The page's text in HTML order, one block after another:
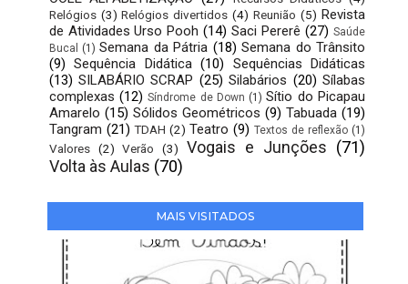
Relógios (3) Relógios divertidos (4) Reunião (5) Revista
de Atividades Urso Pooh (14) Saci Pererê (27) Saúde
Bucal
(1) Semana da Pátria (18) Semana do Trânsito
(9) Sequência Didática (10)
Sequências Didáticas
(13) SILABÁRIO SCRAP (25) Silabários (20) Sílabas
complexas (12) Síndrome de Down (1) Sítio do Picapau
Amarelo (15) Sólidos Geométricos (9) Tabuada (19)
Tangram (21) TDAH (2) Teatro (9) Textos de reflexão (1)
Valores (2) Verão (3) Vogais e Junções (71)
Volta às Aulas (70)
MAIS VISITADOS